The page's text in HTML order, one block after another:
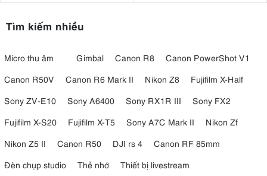
Tìm kiếm nhiều
Micro thu âm Gimbal Canon R8
Canon PowerShot V1
Canon R50V
Canon R6 Mark II Nikon Z8
Fujifilm X-Half
Sony ZV-E10
Sony A6400 Sony RX1R III
Sony FX2
Fujifilm X-S20
Fujifilm X-T5 Sony A7C Mark II
Nikon Zf
Nikon Z5 II
Canon R50 DJI rs 4
Canon RF 85mm
Đèn chụp studio
Thẻ nhớ
Thiết bị livestream